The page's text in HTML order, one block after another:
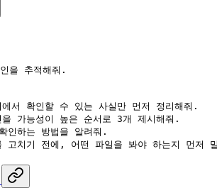
을 추적해줘.
서 확인할 수 있는 사실만 먼저 정리해줘.
가능성이 높은 순서로 3개 제시해줘.
하는 방법을 알려줘.
고치기 전에, 어떤 파일을 봐야 하는지 먼저